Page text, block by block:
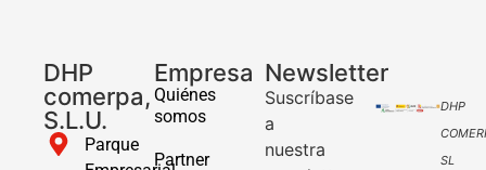
DHP
comerpa,
S.L.U.
Parque
Empresa
Quiénes
somos
Partner
Newsletter
Suscríbase
a
nuestra
DHP
SL